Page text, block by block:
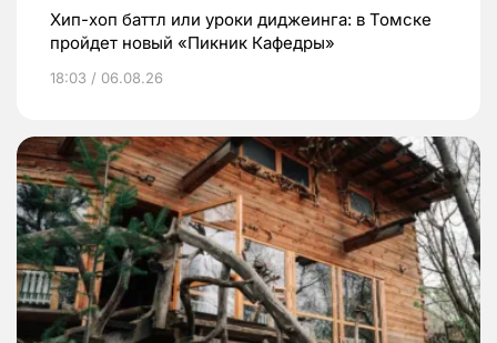
Хип-хоп баттл или уроки диджеинга: в Томске
пройдет новый «Пикник Кафедры»
18:03 / 06.08.26